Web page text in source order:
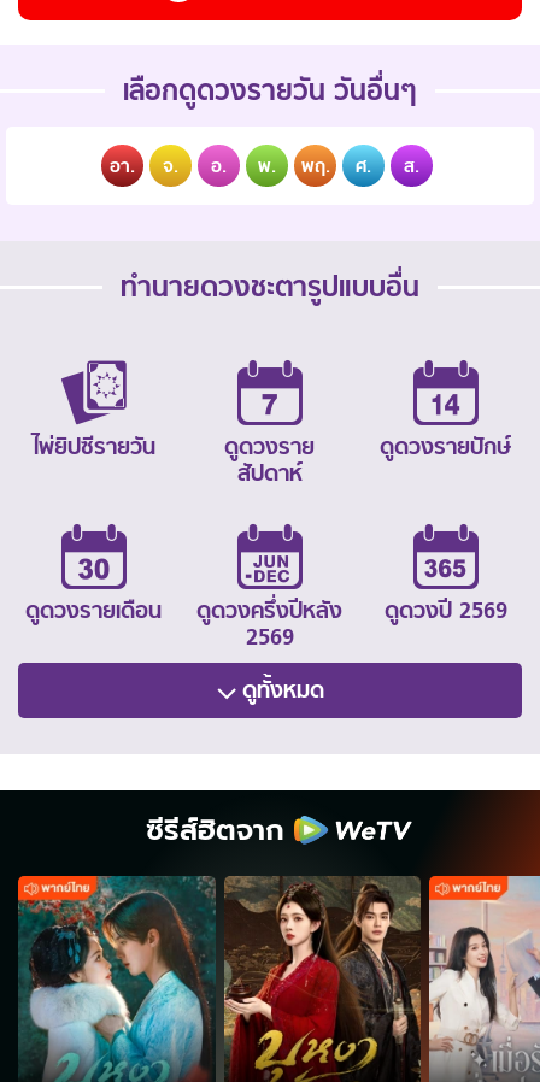
เลือกดูดวงรายวัน วันอื่นๆ
อา. จ. อ. พ. พฤ. ศ. ส.
ทำนายดวงชะตารูปแบบอื่น
ไพ่ยิปซีรายวัน
ดูดวงราย
สัปดาห์
ดูดวงรายปักษ์
ดูดวงรายเดือน
ดูดวงครึ่งปีหลัง
2569
ดูดวงปี 2569
ดูทั้งหมด
ซีรีส์ฮิตจาก